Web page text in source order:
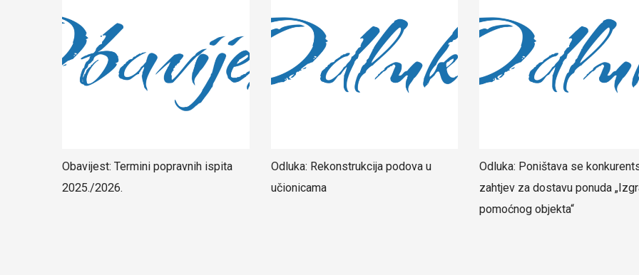
Obavijest: Termini popravnih ispita
2025./2026.
Odluka: Rekonstrukcija podova u
učionicama
Odluka: Poništava se
zahtjev za dostavu ponuda
pomoćnog objekta“